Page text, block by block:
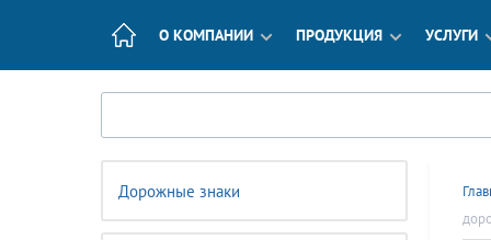
О КОМПАНИИ ПРОДУКЦИЯ УСЛУГИ
Дорожные знаки